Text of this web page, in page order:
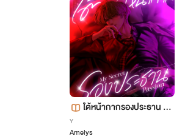
ใต้หน้ากากรองประธาน My
Y
Amelys